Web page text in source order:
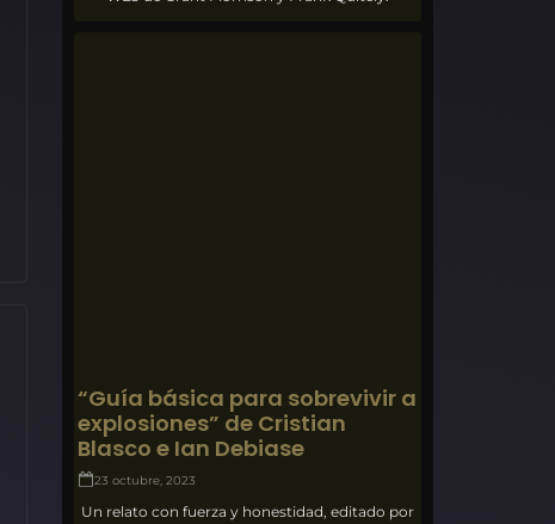
“Guía básica para sobrevivir a
explosiones” de Cristian
Blasco e Ian Debiase
23 octubre, 2023
Un relato con fuerza y honestidad, editado por